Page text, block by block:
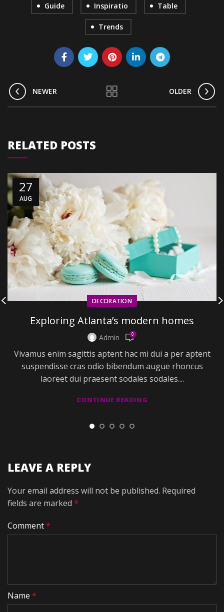
Guide Inspiratio Table
Trends
NEWER OLDER
RELATED POSTS
27
AUG
DECORATION
Exploring Atlanta’s modern homes
Admin 0
Vivamus enim sagittis aptent hac mi dui a per aptent
suspendisse cras odio bibendum augue rhoncus
laoreet dui praesent sodales sodales....
CONTINUE READING
LEAVE A REPLY
Your email address will not be published. Required
fields are marked *
Comment*
Name *